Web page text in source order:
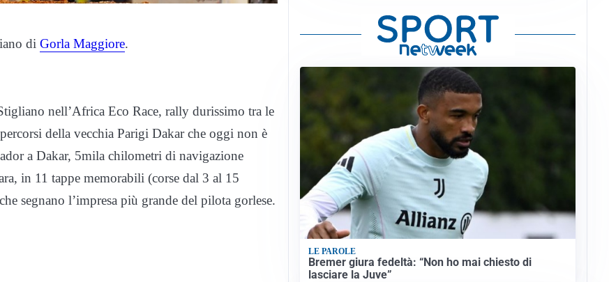
di Gorla Maggiore.
nell’Africa Eco Race, rally durissimo tra le
della vecchia Parigi Dakar che oggi non è
a Dakar, 5mila chilometri di navigazione
in 11 tappe memorabili (corse dal 3 al 15
segnano l’impresa più grande del pilota gorlese.
LE PAROLE
Bremer giura fedeltà: “Non ho mai chiesto di
lasciare la Juve”